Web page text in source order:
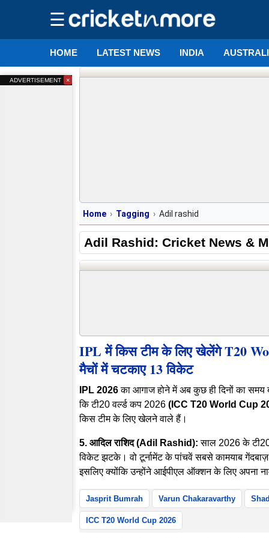
☰
HOME LATEST NEWS INDIA
Home Tagging Adil rashid
Adil Rashid: Cricket News &
IPL में किस टीम के लिए खेलेंगे T20
मैचों में चटकाए 13 विकेट
IPL 2026का आगाज होने में अब कुछ ही दिनों का
कि टी20 वर्ल्ड कप 2026 (ICC T20 World Cup
किस टीम के लिए खेलने वाले हैं।
5. आदिल राशिद (Adil Rashid):साल 2026 के टी20
विकेट झटके। वो टूर्नामेंट के पांचवें सबसे कामयाब
इसलिए क्योंकि उन्होंने आईपीएल ऑक्शन के लिए अपना
Jasprit Bumrah Varun Chakaravarthy
ICC T20 World Cup 2026
ADVERTISEMENT ×